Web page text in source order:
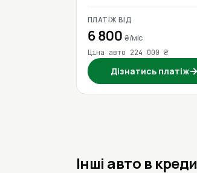
ПЛАТІЖ ВІД
6 800₴/міс
Ціна авто 224 000 ₴
Дізнатись платіж→
Інші авто в